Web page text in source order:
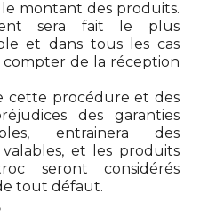
montant des produits.
sera fait le plus
et dans tous les cas
compter de la réception
cette procédure et des
des garanties
entrainera des
et les produits
seront considérés
tout défaut.